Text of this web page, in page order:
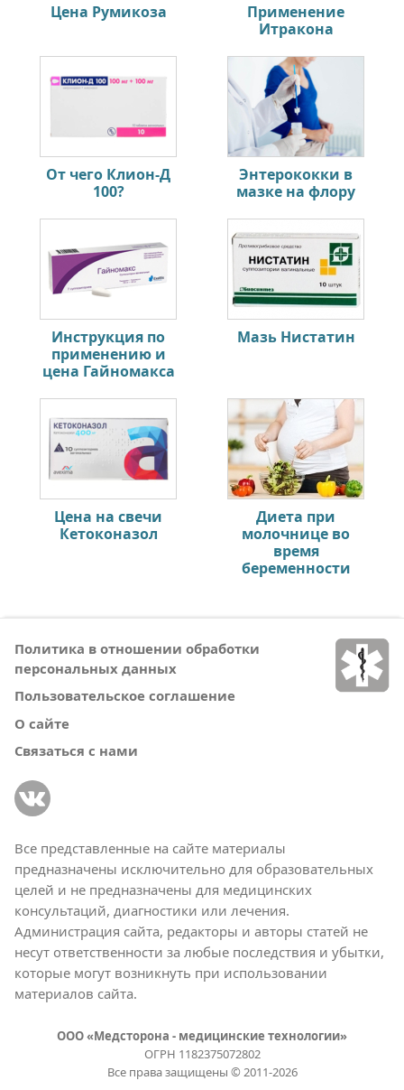
Цена Румикоза
Применение
Итракона
От чего Клион-Д
100?
Энтерококки в
мазке на флору
Инструкция по
применению и
цена Гайномакса
Мазь Нистатин
Цена на свечи
Кетоконазол
Диета при
молочнице во
время
беременности
Политика в отношении обработки
персональных данных
Пользовательское соглашение
О сайте
Связаться с нами
Все представленные на сайте материалы
предназначены исключительно для образовательных
целей и не предназначены для медицинских
консультаций, диагностики или лечения.
Администрация сайта, редакторы и авторы статей не
несут ответственности за любые последствия и убытки,
которые могут возникнуть при использовании
материалов сайта.
ООО «Медсторона - медицинские технологии»
ОГРН 1182375072802
Все права защищены © 2011-2026